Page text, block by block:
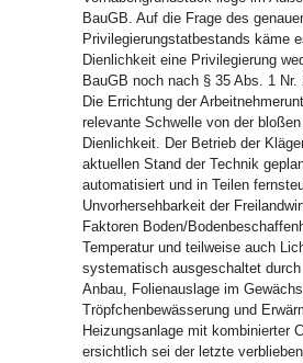
BauGB. Auf die Frage des
Privilegierungstatbestands käme
Dienlichkeit eine Privilegierung
BauGB noch nach § 35 Abs. 1
Die Errichtung der
relevante Schwelle von der
Dienlichkeit. Der Betrieb der
aktuellen Stand der Technik
automatisiert und in Teilen
Unvorhersehbarkeit der
Faktoren Boden/
Temperatur und teilweise auch
systematisch ausgeschaltet durch
Anbau, Folienauslage im
Tröpfchenbewässerung und
Heizungsanlage mit kombinierter
ersichtlich sei der letzte